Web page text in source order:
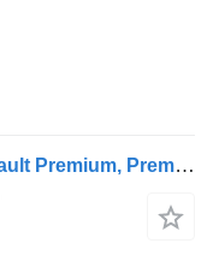
85107749 buje de rueda para Renault Premium, Premium 2 (1996-2014) cabeza tractora